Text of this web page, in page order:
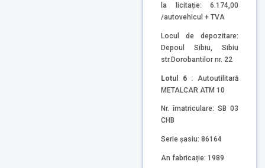
la licitație: 6.174,00
/autovehicul + TVA
Locul de depozitare:
Depoul Sibiu, Sibiu
str.Dorobantilor nr. 22
Lotul 6 : Autoutilitară
METALCAR ATM 10
Nr. îmatriculare: SB 03
CHB
Serie șasiu: 86164
An fabricație: 1989